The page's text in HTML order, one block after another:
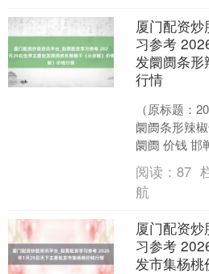
厦门配资
习参考
发阛阓条
行情
（原标题：
阛阓条形辣
阛阓 价钱 邯
有限公司
走....
阅读：87
航
厦门配资
习参考
发市集杨